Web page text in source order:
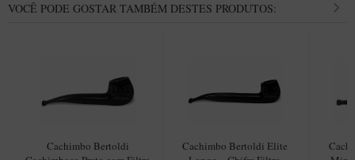
Elite Longo
CACHIMBOS ARTESANAIS DE BRIAR ITALIANO
VOCÊ PODE GOSTAR TAMBÉM DESTES PRODUTOS:
Cachimbo Bertoldi
Cachimbo Bertoldi Elite